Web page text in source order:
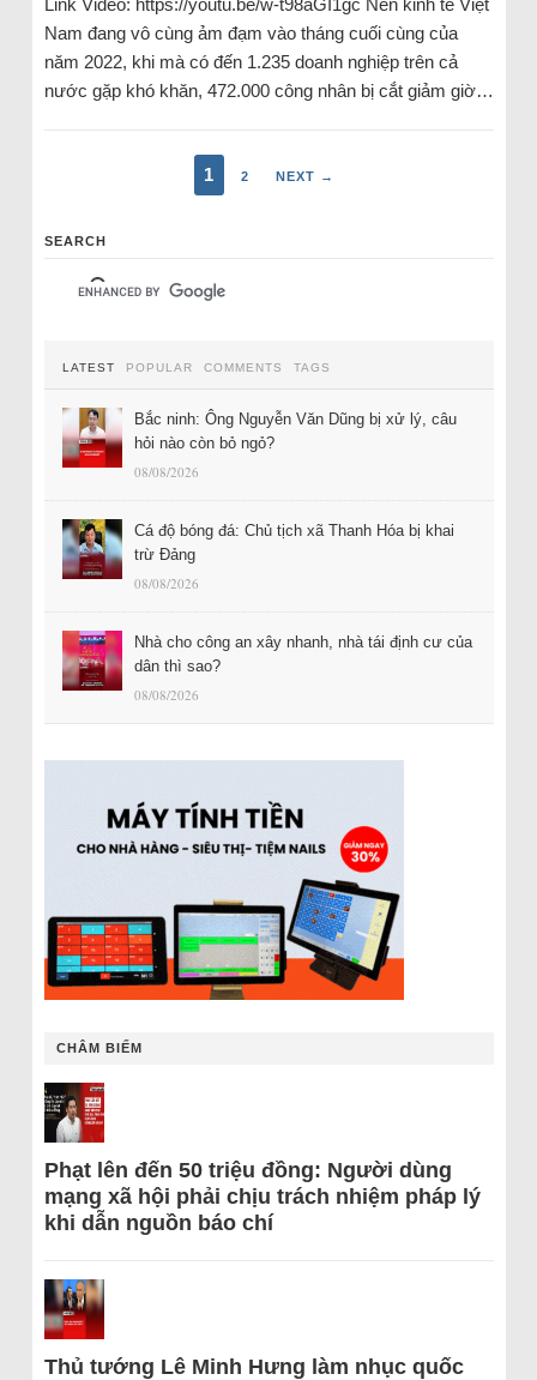
Link Video: https://youtu.be/w-t98aGI1gc Nền kinh tế Việt
Nam đang vô cùng ảm đạm vào tháng cuối cùng của
năm 2022, khi mà có đến 1.235 doanh nghiệp trên cả
nước gặp khó khăn, 472.000 công nhân bị cắt giảm giờ…
1 2 NEXT →
SEARCH
LATEST POPULAR COMMENTS TAGS
Bắc ninh: Ông Nguyễn Văn Dũng bị xử lý, câu
hỏi nào còn bỏ ngỏ?
08/08/2026
Cá độ bóng đá: Chủ tịch xã Thanh Hóa bị khai
trừ Đảng
08/08/2026
Nhà cho công an xây nhanh, nhà tái định cư của
dân thì sao?
08/08/2026
CHÂM BIẾM
Phạt lên đến 50 triệu đồng: Người dùng
mạng xã hội phải chịu trách nhiệm pháp lý
khi dẫn nguồn báo chí
Thủ tướng Lê Minh Hưng làm nhục quốc